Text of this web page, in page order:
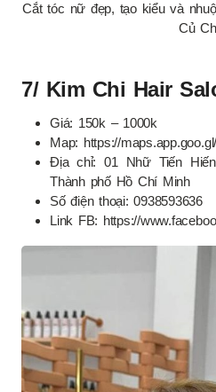
Cắt tóc nữ đẹp, tạo kiểu và
Củ
7/ Kim Chi Hair
Giá: 150k – 1000k
Map: https://
Địa chỉ: 01 Nhữ Tiến
Thành phố Hồ Chí Minh
Số điện thoại: 0938593636
Link FB: https://